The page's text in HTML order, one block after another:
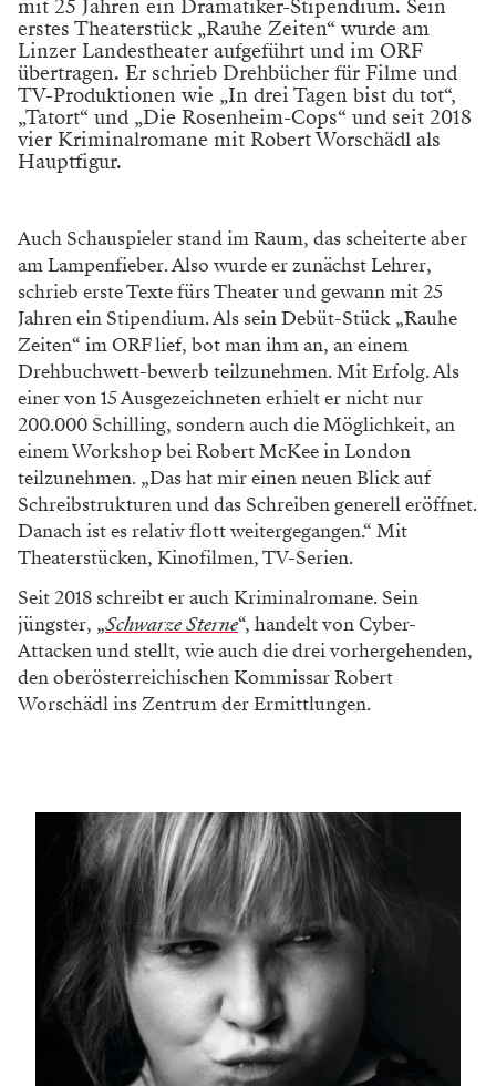
mit 25 Jahren ein Dramatiker-Stipendium. Sein
erstes Theaterstück „Rauhe Zeiten“ wurde am
Linzer Landestheater aufgeführt und im ORF
übertragen. Er schrieb Drehbücher für Filme und
TV-Produktionen wie „In drei Tagen bist du tot“,
„Tatort“ und „Die Rosenheim-Cops“ und seit 2018
vier Kriminalromane mit Robert Worschädl als
Hauptfigur.
Auch Schauspieler stand im Raum, das scheiterte aber
am Lampenfieber. Also wurde er zunächst Lehrer,
schrieb erste Texte fürs Theater und gewann mit 25
Jahren ein Stipendium. Als sein Debüt-Stück „Rauhe
Zeiten“ im ORF lief, bot man ihm an, an einem
Drehbuchwett-bewerb teilzunehmen. Mit Erfolg. Als
einer von 15 Ausgezeichneten erhielt er nicht nur
200.000 Schilling, sondern auch die Möglichkeit, an
einem Workshop bei Robert McKee in London
teilzunehmen. „Das hat mir einen neuen Blick auf
Schreibstrukturen und das Schreiben generell eröffnet.
Danach ist es relativ flott weitergegangen.“ Mit
Theaterstücken, Kinofilmen, TV-Serien.
Seit 2018 schreibt er auch Kriminalromane. Sein
jüngster, „Schwarze Sterne“, handelt von Cyber-
Attacken und stellt, wie auch die drei vorhergehenden,
den oberösterreichischen Kommissar Robert
Worschädl ins Zentrum der Ermittlungen.